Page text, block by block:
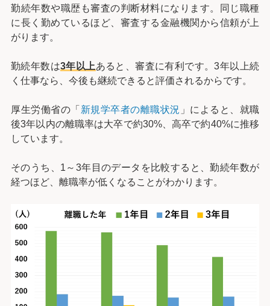
勤続年数や職歴も審査の判断材料になります。同じ職種
に長く勤めているほど、審査する金融機関から信頼が上
がります。
勤続年数は3年以上あると、審査に有利です。3年以上続
く仕事なら、今後も継続できると評価されるからです。
厚生労働省の「 新規学卒者の離職状況 」によると、就職
後3年以内の離職率は大卒で約30%、高卒で約40%に推移
しています。
そのうち、1～3年目のデータを比較すると、勤続年数が
経つほど、離職率が低くなることがわかります。